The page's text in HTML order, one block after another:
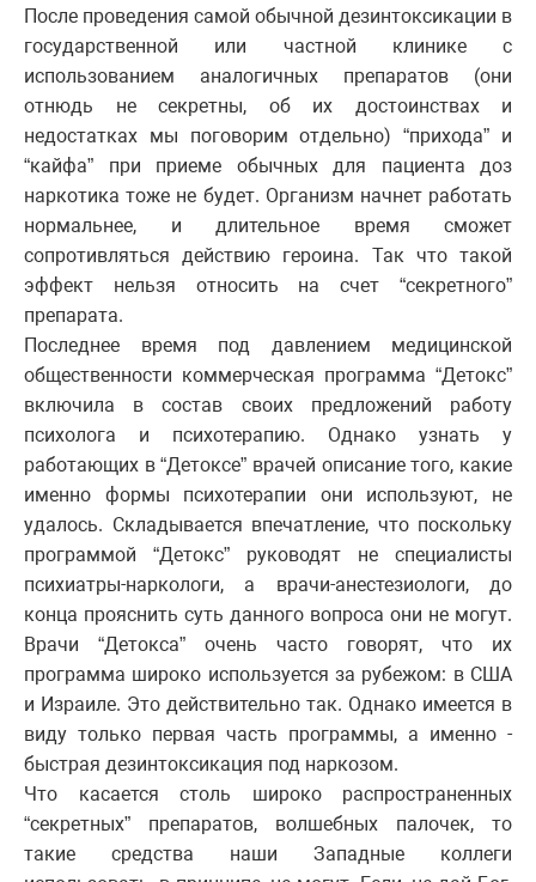
После проведения самой обычной дезинтоксикации в
государственной или частной клинике с
использованием аналогичных препаратов (они
отнюдь не секретны, об их достоинствах и
недостатках мы поговорим отдельно) “прихода” и
“кайфа” при приеме обычных для пациента доз
наркотика тоже не будет. Организм начнет работать
нормальнее, и длительное время сможет
сопротивляться действию героина. Так что такой
эффект нельзя относить на счет “секретного”
препарата.
Последнее время под давлением медицинской
общественности коммерческая программа “Детокс”
включила в состав своих предложений работу
психолога и психотерапию. Однако узнать у
работающих в “Детоксе” врачей описание того, какие
именно формы психотерапии они используют, не
удалось. Складывается впечатление, что поскольку
программой “Детокс” руководят не специалисты
психиатры-наркологи, а врачи-анестезиологи, до
конца прояснить суть данного вопроса они не могут.
Врачи “Детокса” очень часто говорят, что их
программа широко используется за рубежом: в США
и Израиле. Это действительно так. Однако имеется в
виду только первая часть программы, а именно -
быстрая дезинтоксикация под наркозом.
Что касается столь широко распространенных
“секретных” препаратов, волшебных палочек, то
такие средства наши Западные коллеги